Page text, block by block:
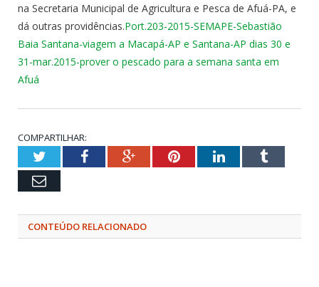
na Secretaria Municipal de Agricultura e Pesca de Afuá-PA, e
dá outras providências.Port.203-2015-SEMAPE-Sebastião
Baia Santana-viagem a Macapá-AP e Santana-AP dias 30 e
31-mar.2015-prover o pescado para a semana santa em
Afuá
COMPARTILHAR:
TwitterFacebookGoogle+PinterestLinkedInTumblr
Email
CONTEÚDO RELACIONADO